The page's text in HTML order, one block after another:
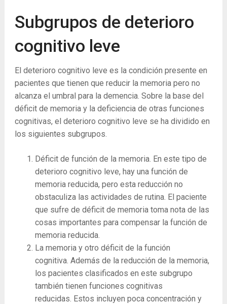
Subgrupos de deterioro
cognitivo leve
El deterioro cognitivo leve es la condición presente en
pacientes que tienen que reducir la memoria pero no
alcanza el umbral para la demencia. Sobre la base del
déficit de memoria y la deficiencia de otras funciones
cognitivas, el deterioro cognitivo leve se ha dividido en
los siguientes subgrupos.
Déficit de función de la memoria. En este tipo de
deterioro cognitivo leve, hay una función de
memoria reducida, pero esta reducción no
obstaculiza las actividades de rutina. El paciente
que sufre de déficit de memoria toma nota de las
cosas importantes para compensar la función de
memoria reducida.
La memoria y otro déficit de la función
cognitiva. Además de la reducción de la memoria,
los pacientes clasificados en este subgrupo
también tienen funciones cognitivas
reducidas. Estos incluyen poca concentración y